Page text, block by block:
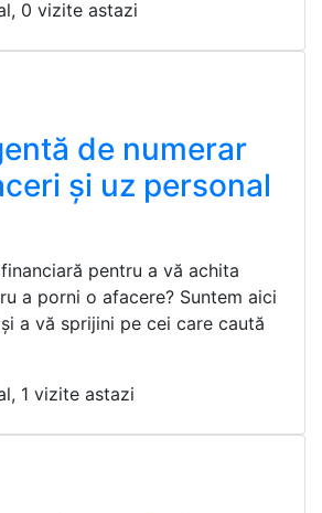
0 vizite astazi
de numerar
și uz personal
pentru a vă achita
a porni o afacere? Suntem aici
a vă sprijini pe cei care caută
1 vizite astazi